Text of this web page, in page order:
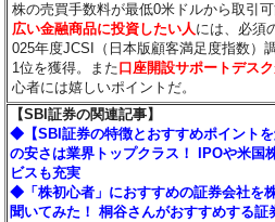
株の売買手数料が最低0米ドルから取引
広い金融商品に投資したい人には、必須
025年度JCSI（日本版顧客満足度指数）
1位を獲得。また口座開設サポートデス
心者には嬉しいポイントだ。
【SBI証券の関連記事】
◆【SBI証券の特徴とおすすめポイント
の安さは業界トップクラス！ IPOや米国
ビスも充実
◆「株初心者」におすすめの証券会社を
聞いてみた！ 桐谷さんがおすすめする証